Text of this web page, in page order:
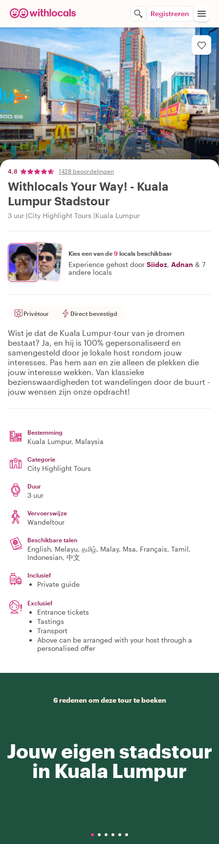
Registreren
4,8 1428 beoordelingen
Withlocals Your Way! - Kuala
Lumpur Stadstour
3 uur City Highlight Tours Kuala Lumpur
Kies een van de 9 locals beschikbaar
Experience gehost door Siidoz, Adnan & 7
andere locals
Privétour Direct bevestigd
Wist je dat de Kuala Lumpur-tour van je dromen
bestaat? Ja, en hij is 100% gepersonaliseerd en
samengesteld door je lokale host rondom jouw
interesses. Pas hem aan en zie alleen de plekken die
jouw interesse wekken. Van klassieke
bezienswaardigheden tot wandelingen door de buurt -
jouw wensen zijn onze opdracht!
Bestemming
Kuala Lumpur, Malaysia
Categorie
City Highlight Tours
Duur
3 uur
Vervoerswijze
Wandeltour
Beschikbare talen
English, Melayu, தமிழ், Malay, Msa, Français, Tamil,
Indonesian, 中文
Inclusief
Private guide
Exclusief
Entrance tickets
Tastings
Transport
Above can be arranged with your host through a
personalised offer
6 redenen om deze tour te boeken
Jouw eigen stadstour
in Kuala Lumpur